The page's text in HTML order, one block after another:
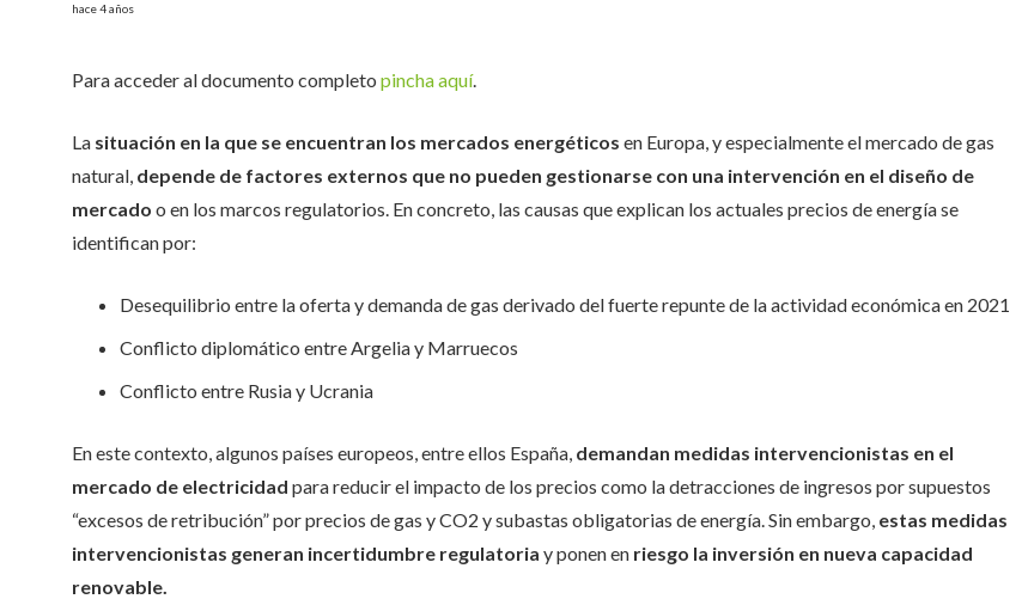
hace 4 años
Para acceder al documento completo pincha aquí.
La situación en la que se encuentran los mercados energéticos en Europa, y especialmente el mercado de gas
natural, depende de factores externos que no pueden gestionarse con una intervención en el diseño de
mercado o en los marcos regulatorios. En concreto, las causas que explican los actuales precios de energía se
identifican por:
Desequilibrio entre la oferta y demanda de gas derivado del fuerte repunte de la actividad económica en 2021
Conflicto diplomático entre Argelia y Marruecos
Conflicto entre Rusia y Ucrania
En este contexto, algunos países europeos, entre ellos España, demandan medidas intervencionistas en el
mercado de electricidad para reducir el impacto de los precios como la detracciones de ingresos por supuestos
“excesos de retribución” por precios de gas y CO2 y subastas obligatorias de energía. Sin embargo, estas medidas
intervencionistas generan incertidumbre regulatoria y ponen en riesgo la inversión en nueva capacidad
renovable.